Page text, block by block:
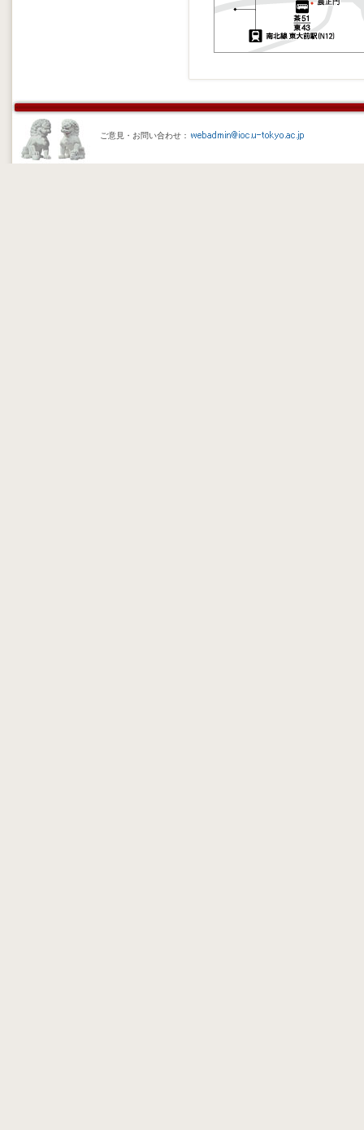
ご意見・お問い合わせ：